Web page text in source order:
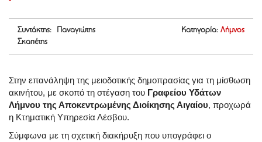
Συντάκτης: Παναγιώτης
Σκαπέτης
Κατηγορία: Λήμνος
Στην επανάληψη της μειοδοτικής δημοπρασίας για τη μίσθωση
ακινήτου, με σκοπό τη στέγαση του Γραφείου Υδάτων
Λήμνου της Αποκεντρωμένης Διοίκησης Αιγαίου, προχωρά
η Κτηματική Υπηρεσία Λέσβου.
Σύμφωνα με τη σχετική διακήρυξη που υπογράφει ο